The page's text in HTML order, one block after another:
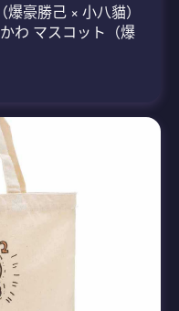
豪勝己 × 小八貓）
わ マスコット（爆